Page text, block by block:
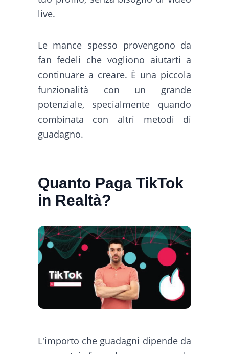
live.
Le mance spesso provengono da
fan fedeli che vogliono aiutarti a
continuare a creare. È una piccola
funzionalità con un grande
potenziale, specialmente quando
combinata con altri metodi di
guadagno.
Quanto Paga TikTok
in Realtà?
L'importo che guadagni dipende da